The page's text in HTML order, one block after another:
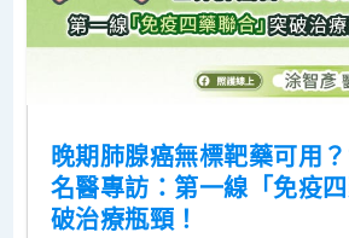
晚期肺腺癌無標靶藥可用
名醫專訪：第一線「免疫
破治療瓶頸！